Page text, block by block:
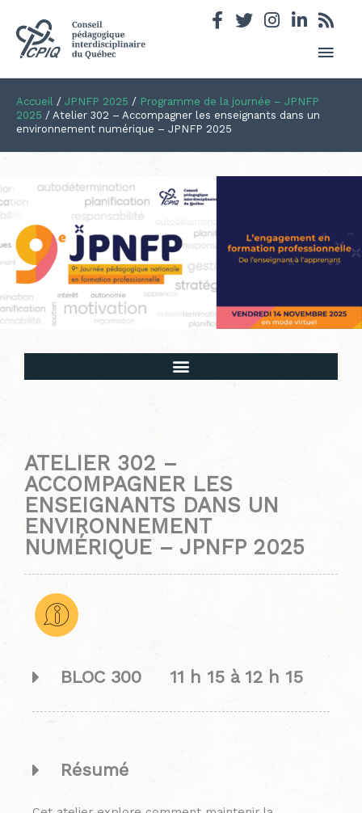
Accueil / JPNFP 2025 / Programme de la journée – JPNFP
2025 / Atelier 302 – Accompagner les enseignants dans un
environnement numérique – JPNFP 2025
ATELIER 302 –
ACCOMPAGNER LES
ENSEIGNANTS DANS UN
ENVIRONNEMENT
NUMÉRIQUE – JPNFP 2025
BLOC 300 11 h 15 à 12 h 15
Résumé